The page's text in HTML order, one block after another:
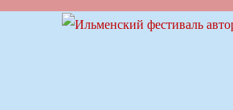
Ильменский